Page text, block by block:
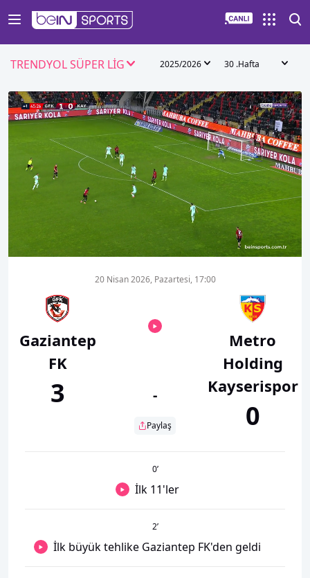
TRENDYOL SÜPER LİG 2025/2026 30 .Hafta
00:18 01:16
Gaziantep
FK
3
20 Nisan 2026, Pazartesi, 17:00
-
Paylaş
Metro
Holding
Kayserispor
0
0’
İlk 11'ler
2’
İlk büyük tehlike Gaziantep FK'den geldi